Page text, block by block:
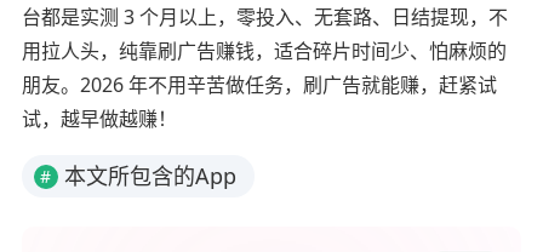
台都是实测 3 个月以上，零投入、无套路、日结提现，不
用拉人头，纯靠刷广告赚钱，适合碎片时间少、怕麻烦的
朋友。2026 年不用辛苦做任务，刷广告就能赚，赶紧试
试，越早做越赚！
# 本文所包含的App